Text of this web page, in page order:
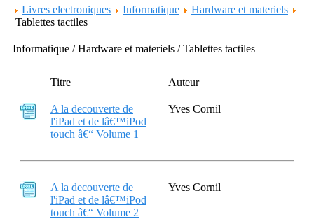
Livres electroniques Informatique
Hardware et materiels
Tablettes tactiles
Informatique / Hardware et materiels / Tablettes tactiles
Titre Auteur
A la decouverte de
l'iPad et de lâ€™iPod
touch â€“ Volume 1
Yves Cornil
A la decouverte de
l'iPad et de lâ€™iPod
touch â€“ Volume 2
Yves Cornil